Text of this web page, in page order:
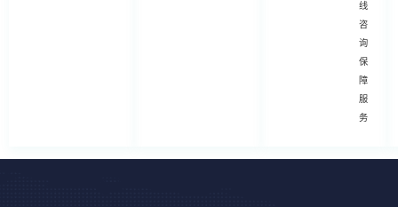
线
咨
询
保
障
服
务